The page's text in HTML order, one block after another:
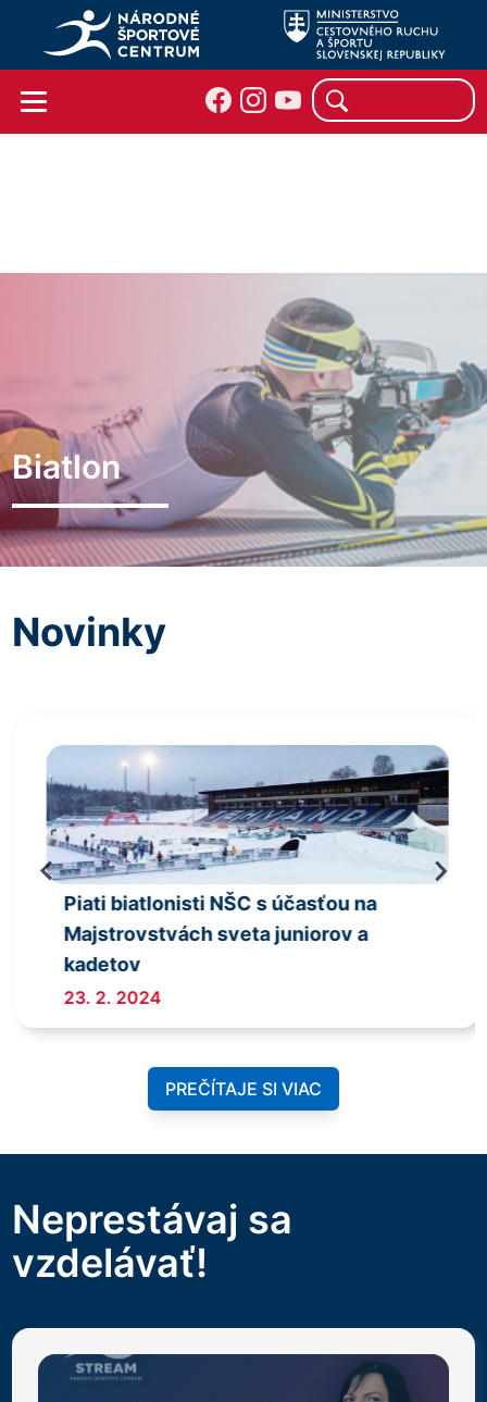
Biatlon
Novinky
Piati biatlonisti NŠC s účasťou na
Majstrovstvách sveta juniorov a
kadetov
23. 2. 2024
PREČÍTAJE SI VIAC
Neprestávaj sa
vzdelávať!